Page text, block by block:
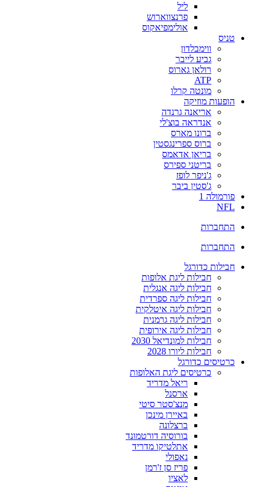
ליל
פרנצווארוש
אולימפיאקוס
טניס
ווימבלדון
גביע לייבר
רולאן גארוס
ATP
מונטה קרלו
הופעות מוזיקה
אריאנה גרנדה
אנדראה בוצ'לי
ברונו מארס
ברוס ספרינגסטין
בריאן אדאמס
בריטני ספירס
ג'ניפר לופז
ג'סטין ביבר
פורמולה 1
NFL
התחברות
התחברות
חבילות כדורגל
חבילות ליגת אלופות
חבילות ליגה אנגלית
חבילות ליגה ספרדית
חבילות ליגה איטלקית
חבילות ליגה גרמנית
חבילות ליגה אירופית
חבילות למונדיאל 2030
חבילות ליורו 2028
כרטיסים כדורגל
כרטיסים ליגת האלופות
ריאל מדריד
ארסנל
מנצ'סטר סיטי
באיירן מינכן
ברצלונה
בורוסיה דורטמונד
אתלטיקו מדריד
נאפולי
פריז סן ז'רמן
לאציו